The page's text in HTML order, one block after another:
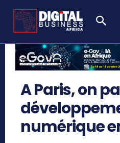
A Paris, on
numérique